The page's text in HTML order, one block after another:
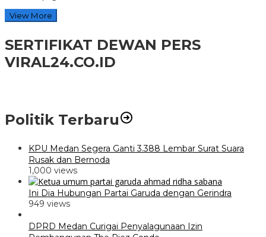
View More
SERTIFIKAT DEWAN PERS
VIRAL24.CO.ID
Politik Terbaru
KPU Medan Segera Ganti 3.388 Lembar Surat Suara
Rusak dan Bernoda
1,000 views
Ini Dia Hubungan Partai Garuda dengan Gerindra
949 views
DPRD Medan Curigai Penyalagunaan Izin